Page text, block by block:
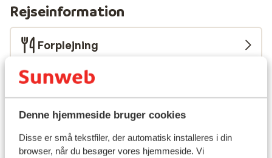
Denne hjemmeside bruger cookies
Disse er små tekstfiler, der automatisk installeres i din
browser, når du besøger vores hjemmeside. Vi
bølger. Du kan naturligvis også bare slappe af på
stranden og nyde de smukkeste solnedgange.
Resortet har en autentisk surfstemning. Slap af i den
afslappede atmosfære i landsbyen Taghazout, hvor du
kan nyde lækker mad og drikke. Fra resortet kan du
nemt gå ad en fodgængersti til Taghazout, en malerisk
landsby ved havet. Resortet har også sin egen
surfskole, hvor du kan tage lektioner eller leje udstyr.
For den ultimative ferieoplevelse kan du nyde en DJ-
aften i resortets bar.
Rejseinformation
Forplejning
Flyinformation
Bæredygtighedscertificeret
Hvad gæster synes